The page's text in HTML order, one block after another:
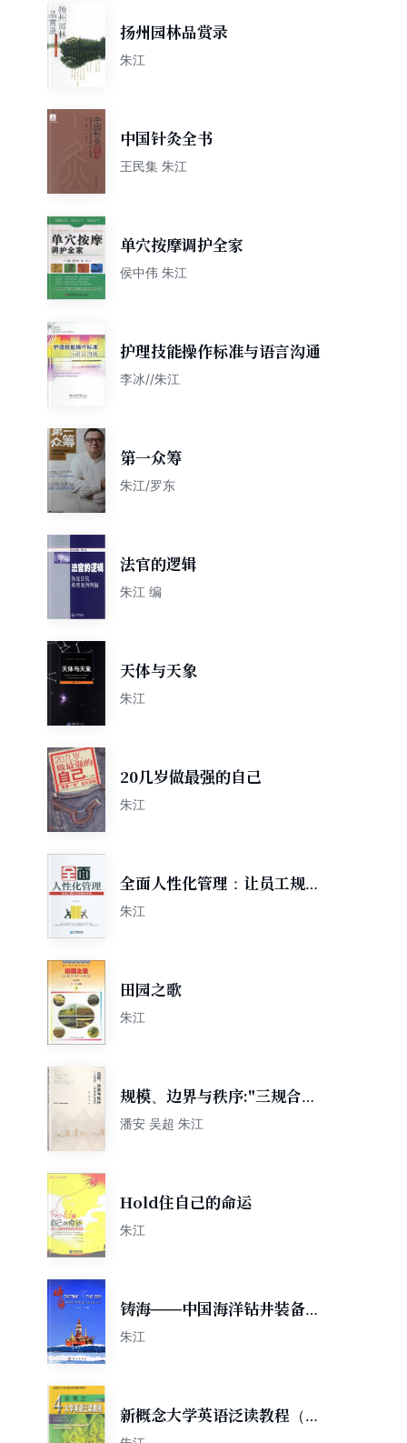
扬州园林品赏录
朱江
中国针灸全书
王民集 朱江
单穴按摩调护全家
侯中伟 朱江
护理技能操作标准与语言沟通
李冰//朱江
第一众筹
朱江/罗东
法官的逻辑
朱江 编
天体与天象
朱江
20几岁做最强的自己
朱江
全面人性化管理：让员工规矩
又积极的学问
朱江
田园之歌
朱江
规模、边界与秩序:"三规合
一"的探索与实践
潘安 吴超 朱江
Hold住自己的命运
朱江
铸海——中国海洋钻井装备飞
跃发展30年
朱江
新概念大学英语泛读教程（第
四册）修订版